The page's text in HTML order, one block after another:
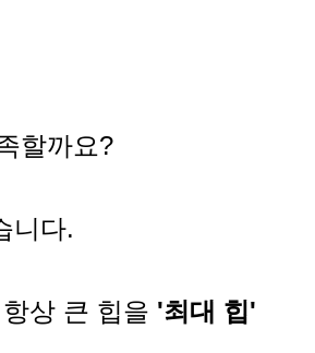
할까요?
니다.
상 큰 힙을 '최대 힙'